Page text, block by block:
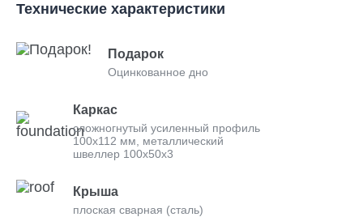
Технические характеристики
Подарок
Оцинкованное дно
Каркас
сложногнутый усиленный профиль
100х112 мм, металлический
швеллер 100х50х3
Крыша
плоская сварная (сталь)